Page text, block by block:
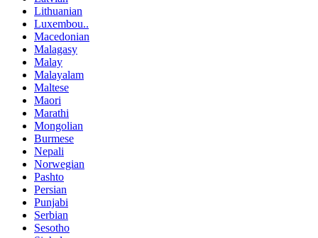
Lithuanian
Luxembou..
Macedonian
Malagasy
Malay
Malayalam
Maltese
Maori
Marathi
Mongolian
Burmese
Nepali
Norwegian
Pashto
Persian
Punjabi
Serbian
Sesotho